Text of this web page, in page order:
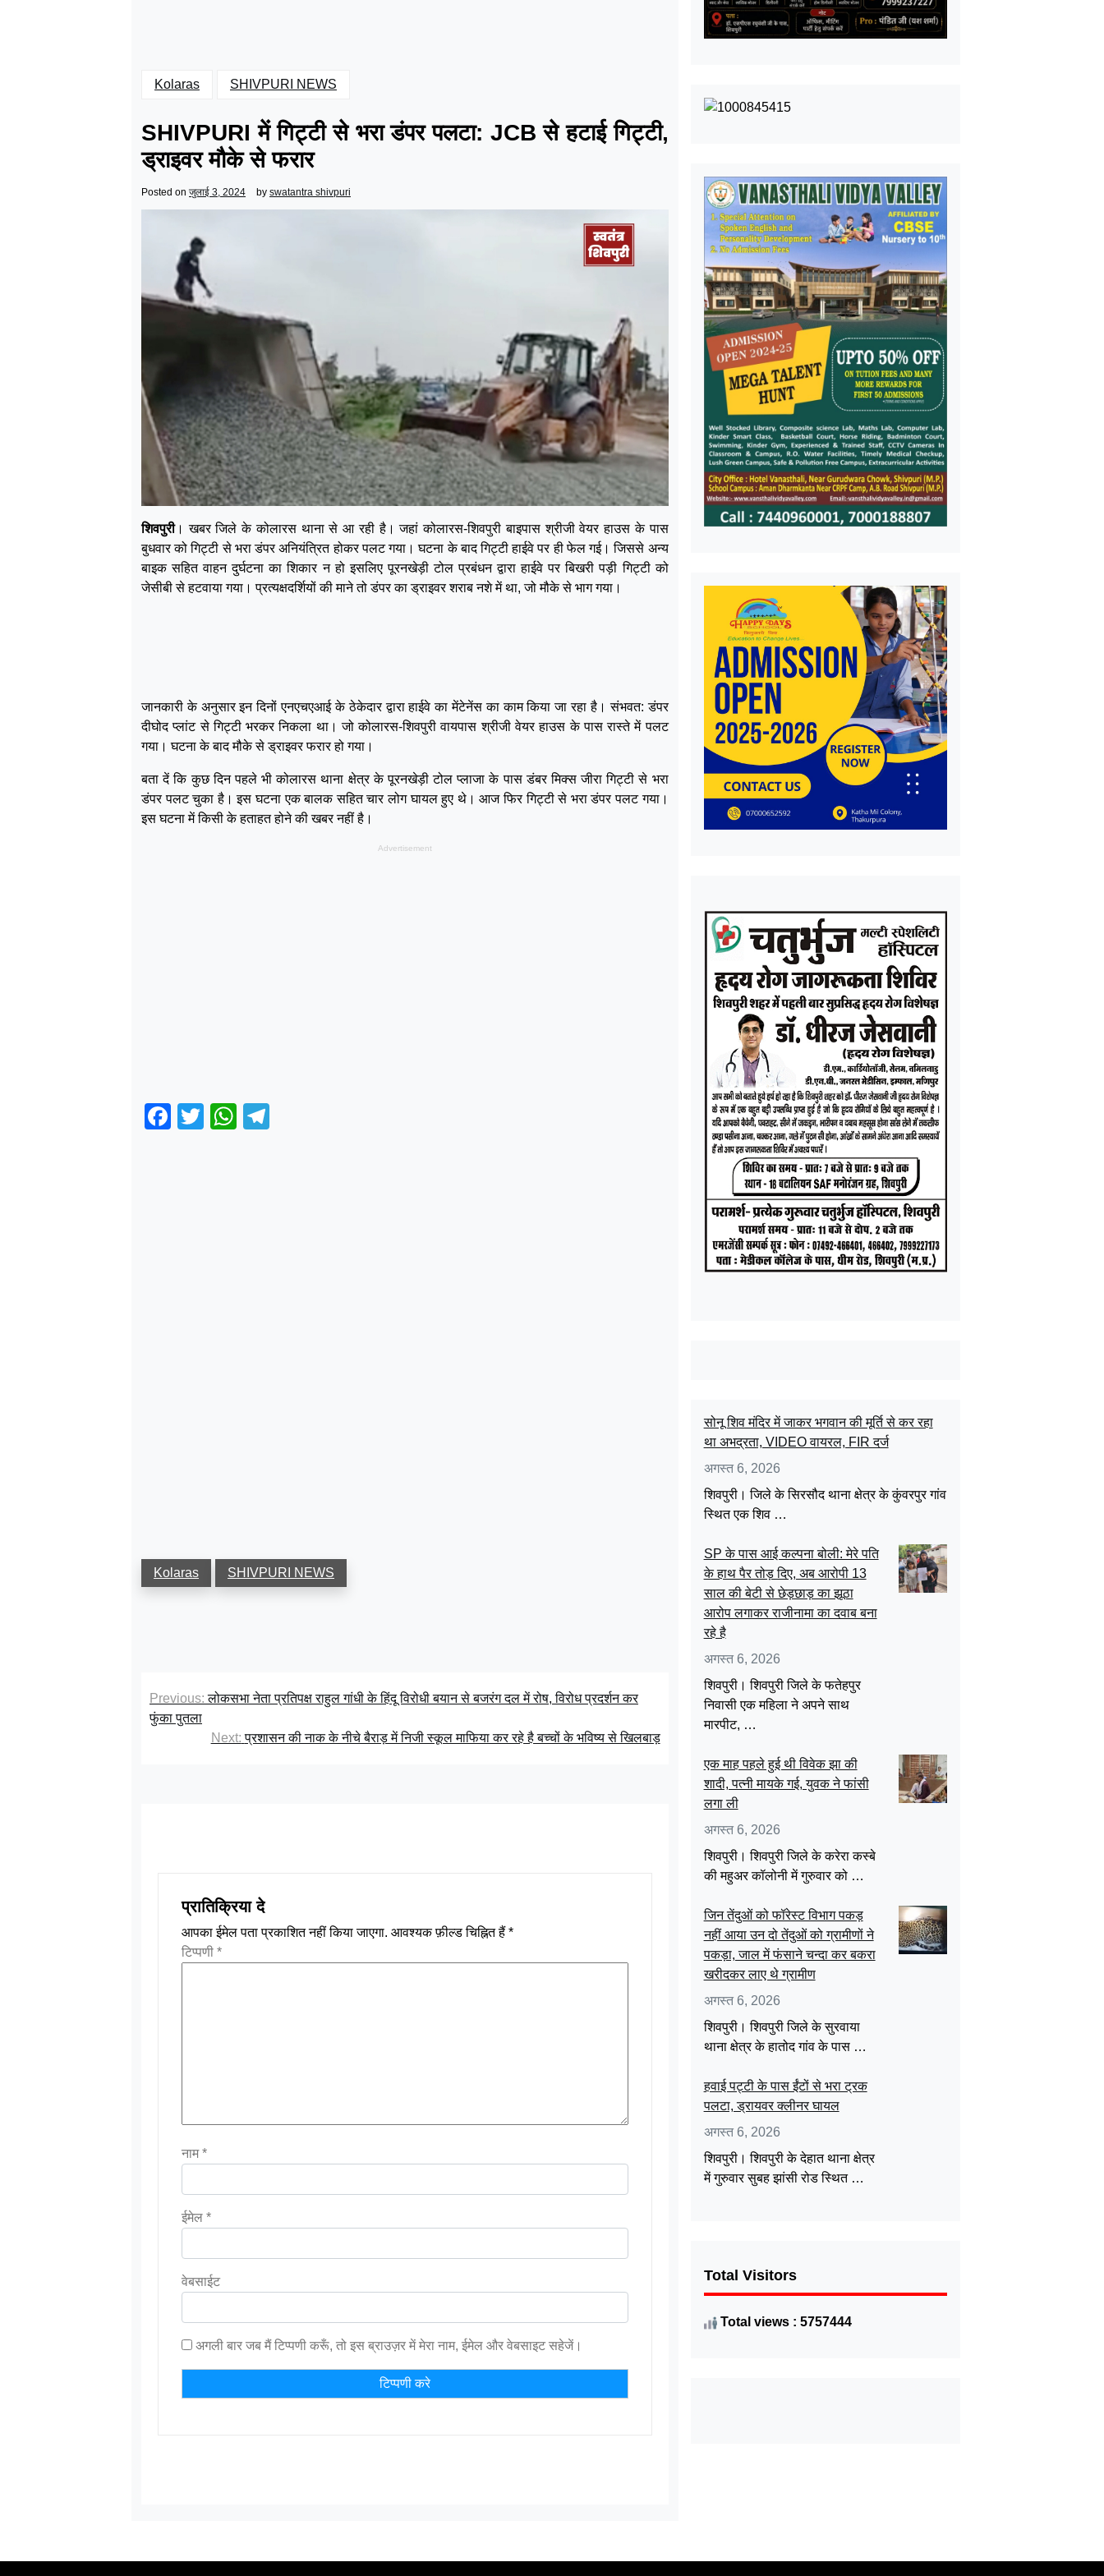
Kolaras SHIVPURI NEWS
SHIVPURI में गिट्टी से भरा डंपर पलटा: JCB से हटाई गिट्टी,
ड्राइवर मौके से फरार
Posted on जुलाई 3, 2024 by swatantra shivpuri
शिवपुरी। खबर जिले के कोलारस थाना से आ रही है। जहां कोलारस-शिवपुरी बाइपास श्रीजी वेयर हाउस के पास
बुधवार को गिट्टी से भरा डंपर अनियंत्रित होकर पलट गया। घटना के बाद गिट्टी हाईवे पर ही फेल गई। जिससे अन्य
बाइक सहित वाहन दुर्घटना का शिकार न हो इसलिए पूरनखेड़ी टोल प्रबंधन द्वारा हाईवे पर बिखरी पड़ी गिट्टी को
जेसीबी से हटवाया गया। प्रत्यक्षदर्शियों की माने तो डंपर का ड्राइवर शराब नशे में था, जो मौके से भाग गया।
जानकारी के अनुसार इन दिनों एनएचएआई के ठेकेदार द्वारा हाईवे का मेंटेनेंस का काम किया जा रहा है। संभवत: डंपर
दीघोद प्लांट से गिट्टी भरकर निकला था। जो कोलारस-शिवपुरी वायपास श्रीजी वेयर हाउस के पास रास्ते में पलट
गया। घटना के बाद मौके से ड्राइवर फरार हो गया।
बता दें कि कुछ दिन पहले भी कोलारस थाना क्षेत्र के पूरनखेड़ी टोल प्लाजा के पास डंबर मिक्स जीरा गिट्टी से भरा
डंपर पलट चुका है। इस घटना एक बालक सहित चार लोग घायल हुए थे। आज फिर गिट्टी से भरा डंपर पलट गया।
इस घटना में किसी के हताहत होने की खबर नहीं है।
Advertisement
Facebook
TwitterWhatsApp
Kolaras SHIVPURI NEWS
Previous: लोकसभा नेता प्रतिपक्ष राहुल गांधी के हिंदू विरोधी बयान से बजरंग दल में रोष, विरोध प्रदर्शन कर
फुंका पुतला
Next: प्रशासन की नाक के नीचे बैराड़ में निजी स्कूल माफिया कर रहे है बच्चों के भविष्य से खिलबाड़
प्रातिक्रिया दे
आपका ईमेल पता प्रकाशित नहीं किया जाएगा. आवश्यक फ़ील्ड चिह्नित हैं *
टिप्पणी *
नाम*
ईमेल *
वेबसाईट
अगली बार जब मैं टिप्पणी करूँ, तो इस ब्राउज़र में मेरा नाम, ईमेल और वेबसाइट सहेजें।
सोनू शिव मंदिर में जाकर भगवान की मूर्ति से कर रहा
था अभद्रता, VIDEO वायरल, FIR दर्ज
अगस्त 6, 2026
शिवपुरी। जिले के सिरसौद थाना क्षेत्र के कुंवरपुर गांव
स्थित एक शिव …
SP के पास आई कल्पना बोली: मेरे पति
के हाथ पैर तोड़ दिए, अब आरोपी 13
साल की बेटी से छेड़छाड़ का झूठा
आरोप लगाकर राजीनामा का दवाब बना
रहे है
अगस्त 6, 2026
शिवपुरी। शिवपुरी जिले के फतेहपुर
निवासी एक महिला ने अपने साथ
मारपीट, …
एक माह पहले हुई थी विवेक झा की
शादी, पत्नी मायके गई, युवक ने फांसी
लगा ली
अगस्त 6, 2026
शिवपुरी। शिवपुरी जिले के करेरा कस्बे
की महुअर कॉलोनी में गुरुवार को …
जिन तेंदुओं को फॉरेस्ट विभाग पकड़
नहीं आया उन दो तेंदुओं को ग्रामीणों ने
पकड़ा, जाल में फंसाने चन्दा कर बकरा
खरीदकर लाए थे ग्रामीण
अगस्त 6, 2026
शिवपुरी। शिवपुरी जिले के सुरवाया
थाना क्षेत्र के हातोद गांव के पास …
हवाई पट्टी के पास ईंटों से भरा ट्रक
पलटा, ड्रायवर क्लीनर घायल
अगस्त 6, 2026
शिवपुरी। शिवपुरी के देहात थाना क्षेत्र
में गुरुवार सुबह झांसी रोड स्थित …
Total Visitors
Total views : 5757444